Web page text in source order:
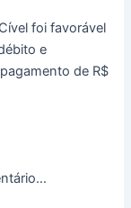
foi favorável
e
de R$